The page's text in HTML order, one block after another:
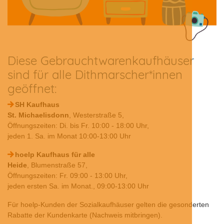
Diese Gebrauchtwarenkaufhäuser
sind für alle Dithmarscher*innen
geöffnet:
SH Kaufhaus
St. Michaelisdonn, Westerstraße 5,
Öffnungszeiten: Di. bis Fr. 10:00 - 18:00 Uhr,
jeden 1. Sa. im Monat 10:00-13:00 Uhr
hoelp Kaufhaus für alle
Heide, Blumenstraße 57,
Öffnungszeiten: Fr. 09:00 - 13:00 Uhr,
jeden ersten Sa. im Monat., 09:00-13:00 Uhr
Für hoelp-Kunden der Sozialkaufhäuser gelten die gesonderten
Rabatte der Kundenkarte (Nachweis mitbringen).